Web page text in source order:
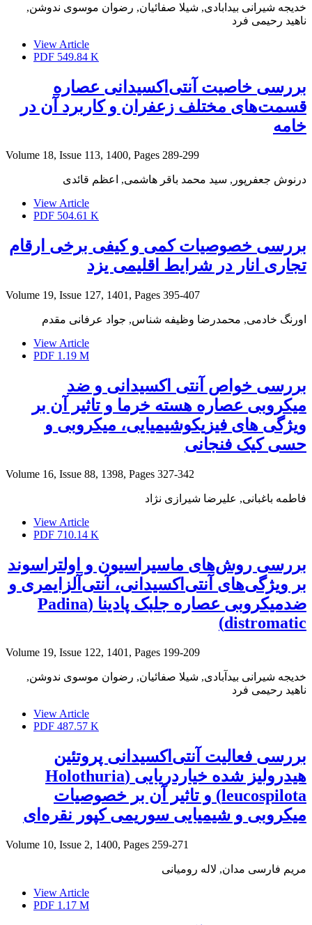
خدیجه شیرانی بیدابادی, شیلا صفائیان, رضوان موسوی ندوشن,
ناهید رحیمی فرد
View Article
PDF 549.84 K
بررسی خاصیت آنتی‌اکسیدانی عصاره
قسمت‌های مختلف زعفران و کاربرد آن در
خامه
Volume 18, Issue 113, 1400, Pages 289-299
درنوش جعفرپور, سید محمد باقر هاشمی, اعظم قائدی
View Article
PDF 504.61 K
بررسی خصوصیات کمی و کیفی برخی ارقام
تجاری انار در شرایط اقلیمی یزد
Volume 19, Issue 127, 1401, Pages 395-407
اورنگ خادمی, محمدرضا وظیفه شناس, جواد عرفانی مقدم
View Article
PDF 1.19 M
بررسی خواص آنتی اکسیدانی و ضد
میکروبی عصاره هسته خرما و تاثیر آن بر
ویژگی های فیزیکوشیمیایی، میکروبی و
حسی کیک فنجانی
Volume 16, Issue 88, 1398, Pages 327-342
فاطمه باغبانی, علیرضا شیرازی نژاد
View Article
PDF 710.14 K
بررسی روش‌های ماسیراسیون و اولتراسوند
بر ویژگی‌های آنتی‌اکسیدانی، آنتی‌آلزایمری و
ضدمیکروبی عصاره جلبک پادینا (Padina
distromatic)
Volume 19, Issue 122, 1401, Pages 199-209
خدیجه شیرانی بیدآبادی, شیلا صفائیان, رضوان موسوی ندوشن,
ناهید رحیمی فرد
View Article
PDF 487.57 K
بررسی فعالیت آنتی‌اکسیدانی پروتئین
هیدرولیز شده خیاردریایی (Holothuria
leucospilota) و تاثیر آن بر خصوصیات
میکروبی و شیمیایی سوریمی کپور نقره‌ای
Volume 10, Issue 2, 1400, Pages 259-271
مریم فارسی مدان, لاله رومیانی
View Article
PDF 1.17 M